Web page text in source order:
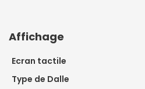
Affichage
Ecran tactile
Type de Dalle